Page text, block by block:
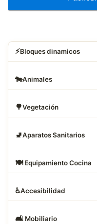
⚡Bloques dinamicos
🐄Animales
🌳Vegetación
🚽Aparatos Sanitarios
🍽️ Equipamiento Cocina
♿Accesibilidad
🛋 ️ Mobiliario